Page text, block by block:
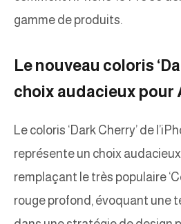
gamme de produits.
Le nouveau coloris
choix audacieux pour
Le coloris ‘Dark Cherry’ de
représente un choix
remplaçant le très populaire
rouge profond, évoquant une